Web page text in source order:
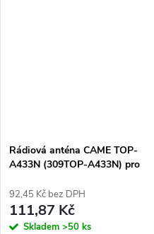
Rádiová anténa CAME TOP-
A433N (309TOP-A433N) pro
92,45 Kč bez DPH
111,87 Kč
Skladem >50 ks